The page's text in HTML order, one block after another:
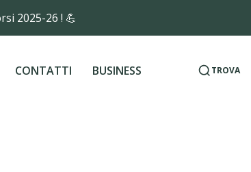
2025-26 ! 💪
CONTATTI BUSINESS TROVA